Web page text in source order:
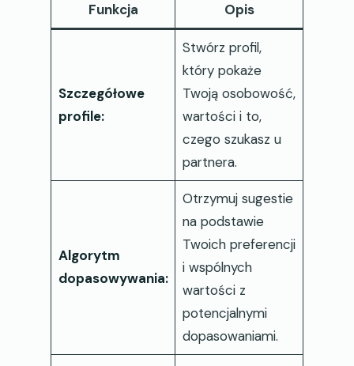
Funkcja Opis
Szczegółowe
profile:
Stwórz profil,
który pokaże
Twoją osobowość,
wartości i to,
czego szukasz u
partnera.
Algorytm
dopasowywania:
Otrzymuj sugestie
na podstawie
Twoich preferencji
i wspólnych
wartości z
potencjalnymi
dopasowaniami.